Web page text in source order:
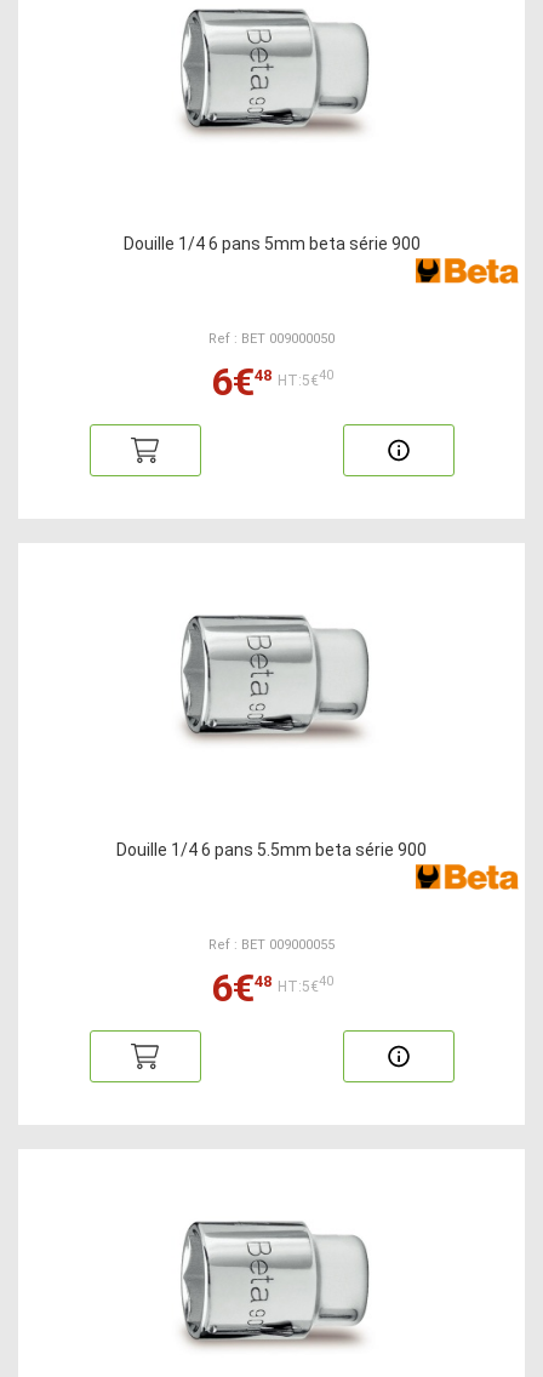
Douille 1/4 6 pans 5mm beta série 900
Ref : BET 009000050
6€48 HT:5€40
Douille 1/4 6 pans 5.5mm beta série 900
Ref : BET 009000055
6€48 HT:5€40